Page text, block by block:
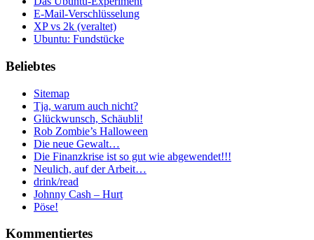
E-Mail-Verschlüsselung
XP vs 2k (veraltet)
Ubuntu: Fundstücke
Beliebtes
Sitemap
Tja, warum auch nicht?
Glückwunsch, Schäubli!
Rob Zombie’s Halloween
Die neue Gewalt…
Die Finanzkrise ist so gut wie abgewendet!!!
Neulich, auf der Arbeit…
drink/read
Johnny Cash – Hurt
Pöse!
Kommentiertes